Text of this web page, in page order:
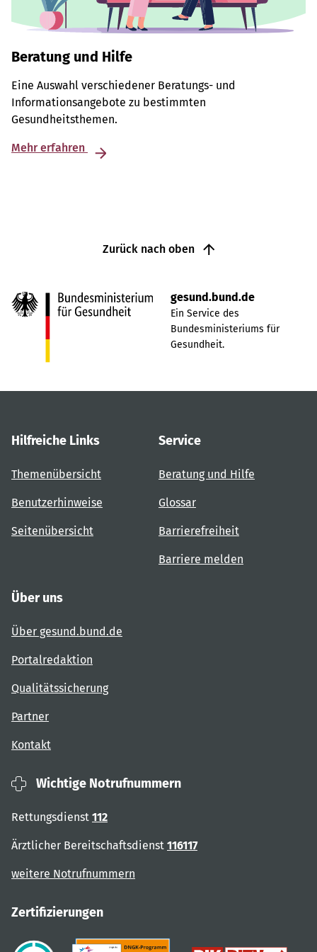
Beratung und Hilfe
Eine Auswahl verschiedener Beratungs- und
Informationsangebote zu bestimmten
Gesundheitsthemen.
Mehr erfahren
Zurück nach oben
gesund.bund.de
Ein Service des
Bundesministeriums für
Gesundheit.
Hilfreiche Links
Themenübersicht
Benutzerhinweise
Seitenübersicht
Service
Beratung und Hilfe
Glossar
Barrierefreiheit
Barriere melden
Über uns
Über gesund.bund.de
Portalredaktion
Qualitätssicherung
Partner
Kontakt
Wichtige Notrufnummern
Rettungsdienst 112
Ärztlicher Bereitschaftsdienst 116117
weitere Notrufnummern
Zertifizierungen